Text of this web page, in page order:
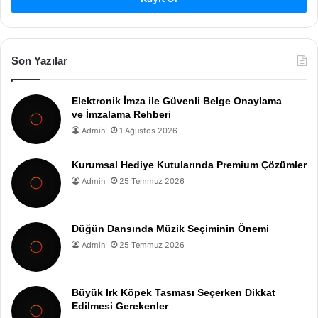
Son Yazılar
Elektronik İmza ile Güvenli Belge Onaylama
ve İmzalama Rehberi
Admin 1 Ağustos 2026
Kurumsal Hediye Kutularında Premium Çözümler
Admin 25 Temmuz 2026
Düğün Dansında Müzik Seçiminin Önemi
Admin 25 Temmuz 2026
Büyük Irk Köpek Tasması Seçerken Dikkat
Edilmesi Gerekenler